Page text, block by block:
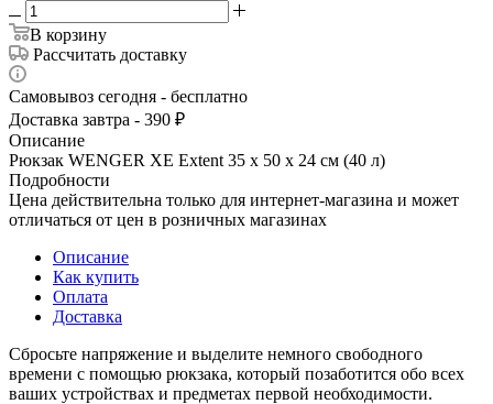
В корзину
Рассчитать доставку
Самовывоз сегодня - бесплатно
Доставка завтра - 390 ₽
Описание
Рюкзак WENGER XE Extent 35 x 50 x 24 см (40 л)
Подробности
Цена действительна только для интернет-магазина и может
отличаться от цен в розничных магазинах
Описание
Как купить
Оплата
Доставка
Сбросьте напряжение и выделите немного свободного
времени с помощью рюкзака, который позаботится обо всех
ваших устройствах и предметах первой необходимости.